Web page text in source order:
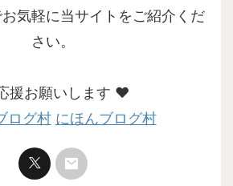
気軽に当サイトをご紹介くだ
さい。
援お願いします ❤︎
ログ村 にほんブログ村